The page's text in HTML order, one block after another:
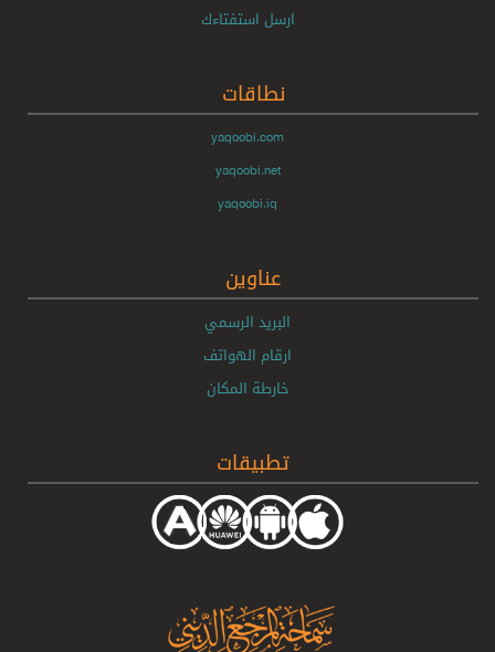
ارسل استفتاءك
نطاقات
yaqoobi.com
yaqoobi.net
yaqoobi.iq
عناوين
البريد الرسمي
ارقام الهواتف
خارطة المكان
تطبيقات